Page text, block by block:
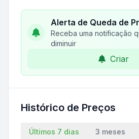
Alerta de Queda de
Receba uma notificação
diminuir
Criar
Histórico de Preços
Últimos 7 dias 3 meses